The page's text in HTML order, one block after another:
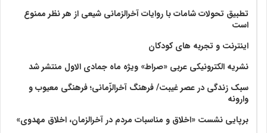
تطبیق تحولات شامات با روایات آخرالزمانی شیعی از هر نظر ممنوع
است
اینترنت و تجربه های کودکان
نشریه الکترونیکی عربی «صراط» ویژه ماه جمادی الاول منتشر شد
سبک زندگی در عصر غیبت/ فرهنگ آخرالزّمانی؛ فرهنگی معیوب و
وارونه
برپایی نشست «اخلاق و مناسبات مردم در آخرالزمان، اخلاق مهدوی»